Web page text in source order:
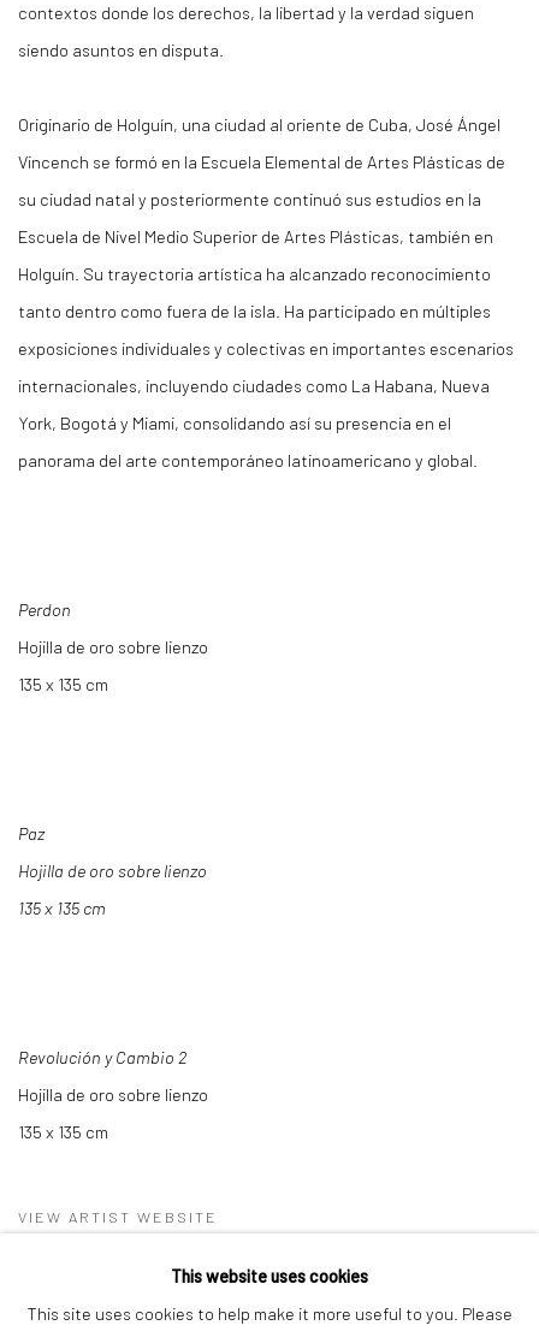
contextos donde los derechos, la libertad y la verdad siguen
siendo asuntos en disputa.
Originario de Holguín, una ciudad al oriente de Cuba, José Ángel
Vincench se formó en la Escuela Elemental de Artes Plásticas de
su ciudad natal y posteriormente continuó sus estudios en la
Escuela de Nivel Medio Superior de Artes Plásticas, también en
Holguín. Su trayectoria artística ha alcanzado reconocimiento
tanto dentro como fuera de la isla. Ha participado en múltiples
exposiciones individuales y colectivas en importantes escenarios
internacionales, incluyendo ciudades como La Habana, Nueva
York, Bogotá y Miami, consolidando así su presencia en el
panorama del arte contemporáneo latinoamericano y global.
Perdon
Hojilla de oro sobre lienzo
135 x 135 cm
Paz
Hojilla de oro sobre lienzo
135 x 135 cm
Revolución y Cambio 2
Hojilla de oro sobre lienzo
135 x 135 cm
VIEW ARTIST WEBSITE
This website uses cookies
This site uses cookies to help make it more useful to you. Please